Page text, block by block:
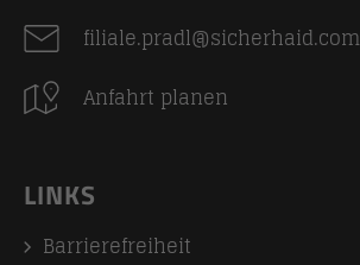
filiale.pradl@sicherhaid.com
Anfahrt planen
LINKS
Barrierefreiheit